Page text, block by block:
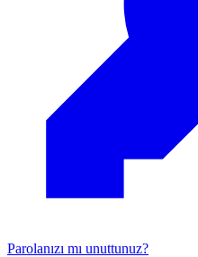
Parolanızı mı unuttunuz?